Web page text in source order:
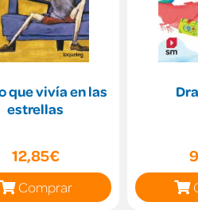
que vivía en las
estrellas
12,85€
Comprar